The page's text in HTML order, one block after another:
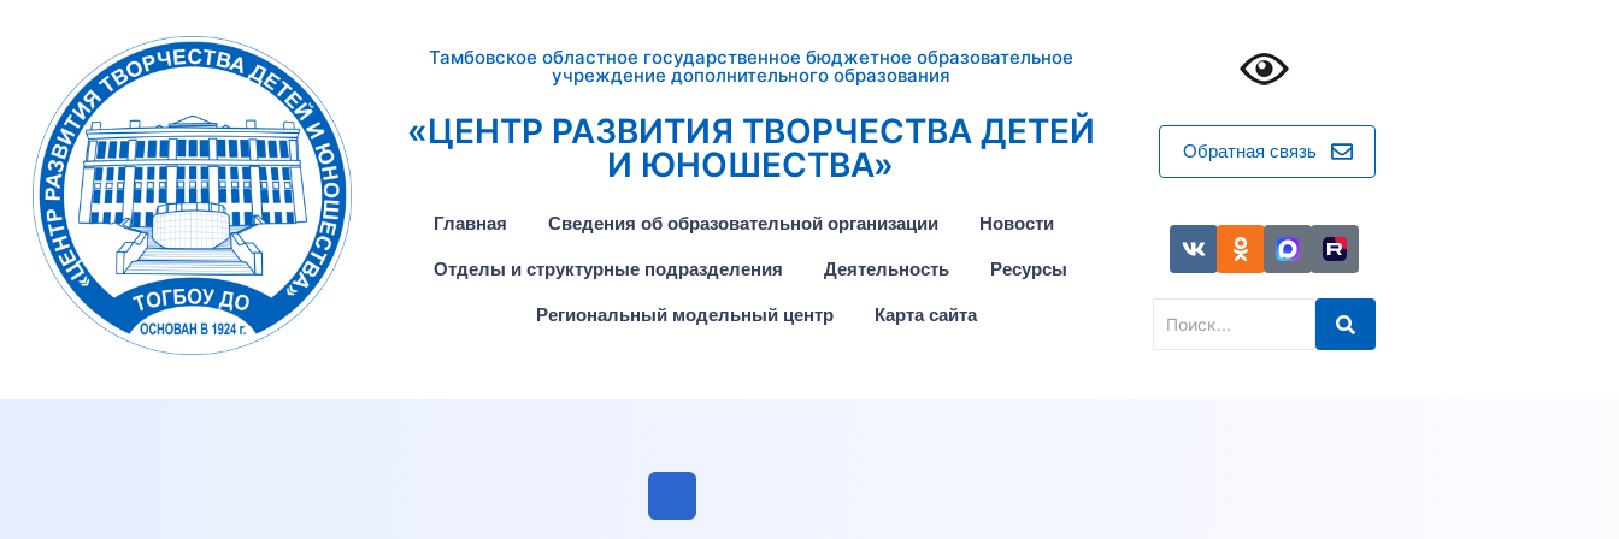
Тамбовское областное государственное бюджетное образовательное
учреждение дополнительного образования
«ЦЕНТР РАЗВИТИЯ ТВОРЧЕСТВА ДЕТЕЙ
И ЮНОШЕСТВА»
Главная Сведения об образовательной организации
Новости
Отделы и структурные подразделения
Деятельность
Ресурсы
Региональный модельный центр
Карта сайта
Обратная связь